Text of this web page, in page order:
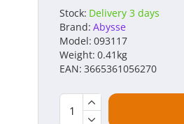
Stock: Delivery 3 days
Brand: Abysse
Model: 093117
Weight: 0.41kg
EAN: 3665361056270